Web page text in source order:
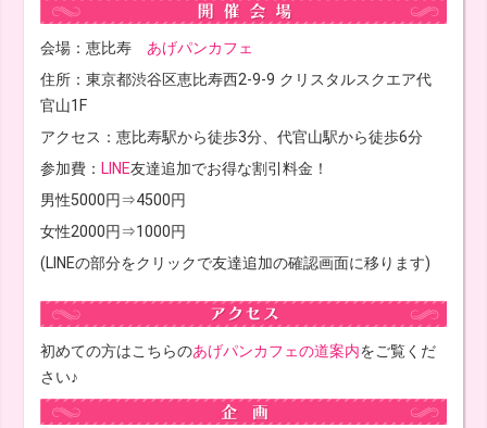
会場：恵比寿 あげパンカフェ
住所：東京都渋谷区恵比寿西2-9-9 クリスタルスクエア代
官山1F
アクセス：恵比寿駅から徒歩3分、代官山駅から徒歩6分
参加費： LINE友達追加でお得な割引料金！
男性5000円⇒4500円
女性2000円⇒1000円
(LINEの部分をクリックで友達追加の確認画面に移ります)
初めての方はこちらのあげパンカフェの道案内をご覧くだ
さい♪